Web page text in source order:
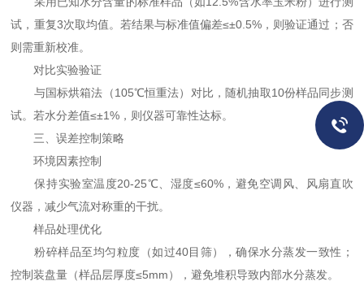
试，重复3次取均值。若结果与标准值偏差≤±0.5%，则验证通过；否
则需重新校准。
对比实验验证
与国标烘箱法（105℃恒重法）对比，随机抽取10份样品同步测
试。若水分差值≤±1%，则仪器可靠性达标。
三、误差控制策略
环境因素控制
保持实验室温度20-25℃、湿度≤60%，避免空调风、风扇直吹
仪器，减少气流对称重的干扰。
样品处理优化
粉碎样品至均匀粒度（如过40目筛），确保水分蒸发一致性；
控制装盘量（样品层厚度≤5mm），避免堆积导致内部水分蒸发。